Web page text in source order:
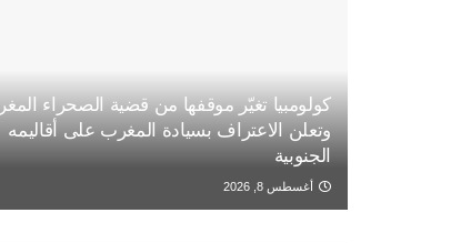
كولومبيا تغيّر موقفها من قضية الصحراء
وتعلن الاعتراف بسيادة المغرب على أقاليمه
الجنوبية
أغسطس 8, 2026